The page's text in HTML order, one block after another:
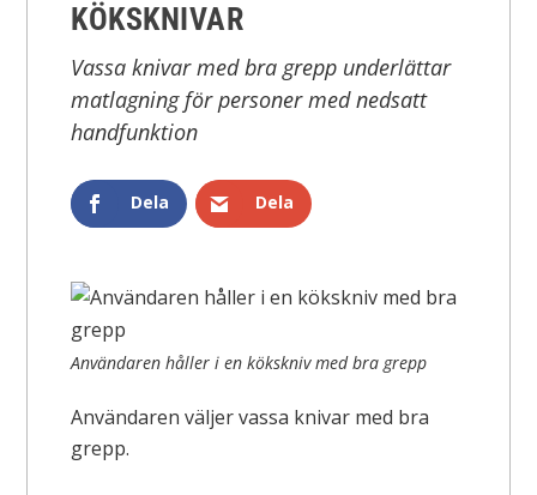
KÖKSKNIVAR
Vassa knivar med bra grepp underlättar
matlagning för personer med nedsatt
handfunktion
Dela Dela
Användaren håller i en kökskniv med bra grepp
Användaren väljer vassa knivar med bra
grepp.